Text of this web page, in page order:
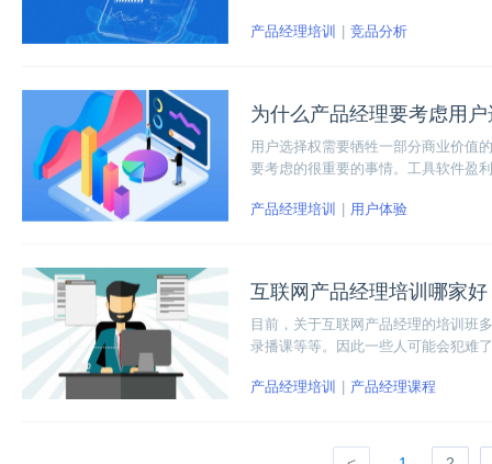
产品经理培训
竞品分析
为什么产品经理要考虑用
用户选择权需要牺牲一部分商业价值
要考虑的很重要的事情。工具软件盈
产品经理培训 用户体验
互联网产品经理培训哪家好
目前，关于互联网产品经理的培训班
录播课等等。因此一些人可能会犯难
如果你没有脱产学习的条件，尤其是
产品经理培训 产品经理课程